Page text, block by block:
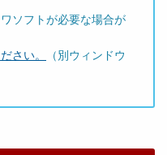
ソフトが必要な場合が
さい。
（別ウィンドウ